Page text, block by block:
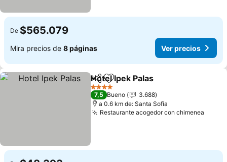
De $565.079
Mira precios de 8 páginas Ver precios
CompartirAgregar a favoritos
Hotel Ipek Palas
4 Estrellas
7,5 Bueno
3.688
a 0.6 km de: Santa Sofía
Restaurante acogedor con chimenea